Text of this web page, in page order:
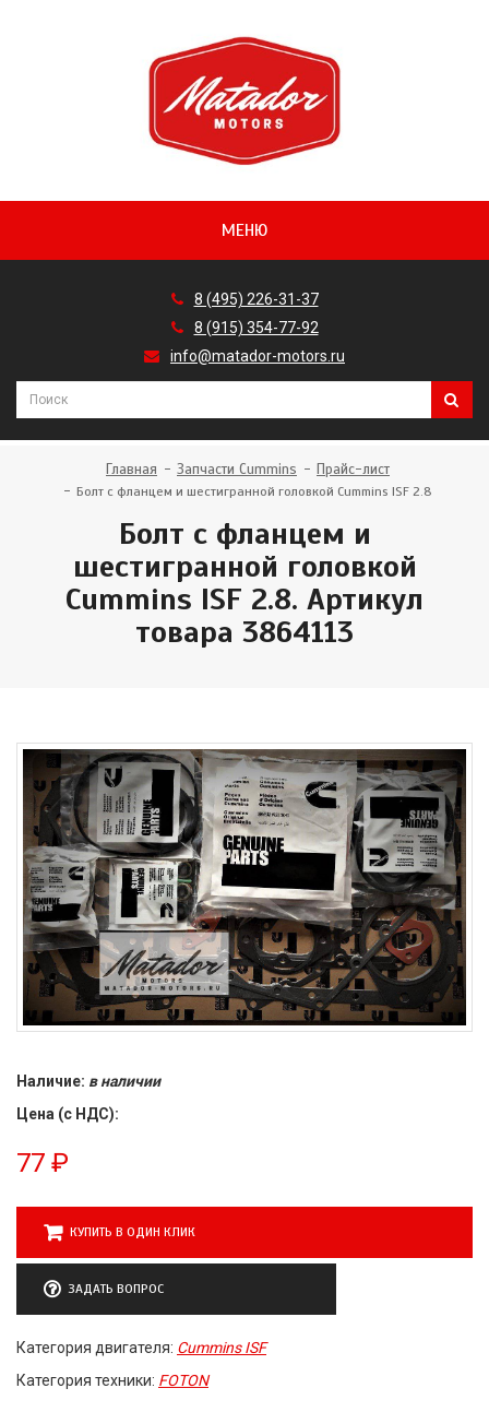
МЕНЮ
8 (495) 226-31-37
8 (915) 354-77-92
info@matador-motors.ru
Главная Запчасти Cummins Прайс-лист
Болт с фланцем и шестигранной головкой Cummins ISF 2.8
Болт с фланцем и
шестигранной головкой
Cummins ISF 2.8. Артикул
товара 3864113
Наличие: в наличии
Цена (с НДС):
77 ₽
КУПИТЬ В ОДИН КЛИК
ЗАДАТЬ ВОПРОС
Категория двигателя: Cummins ISF
Категория техники: FOTON